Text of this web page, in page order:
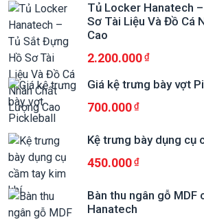
Tủ Locker Hanatech
Sơ Tài Liệu Và Đồ Cá
Cao
2.200.000
Giá kệ trưng bày vợt
700.000
Kệ trưng bày dụng cụ
450.000
Bàn thu ngân gỗ MDF
Hanatech